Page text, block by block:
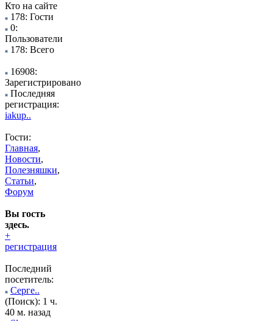
Кто на сайте
178: Гости
0:
Пользователи
178: Всего
16908:
Зарегистрировано
Последняя
регистрация:
iakup..
Гости:
Главная,
Новости,
Полезняшки,
Статьи,
Форум
Вы гость
здесь.
+
регистрация
Последний
посетитель:
Серге..
(Поиск): 1 ч.
40 м. назад